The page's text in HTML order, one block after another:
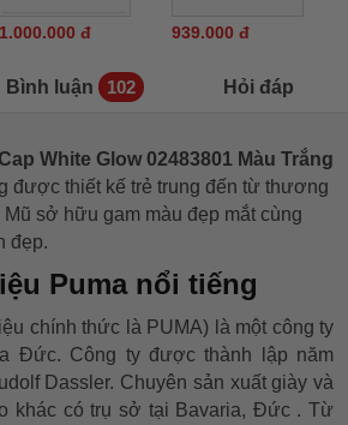
1.000.000 đ 939.000 đ
Bình luận 102 Hỏi đáp
White Glow 02483801 Màu Trắng
được thiết kế trẻ trung đến từ thương
sở hữu gam màu đẹp mắt cùng
đẹp.
Puma nổi tiếng
chính thức là PUMA) là một công ty
Đức. Công ty được thành lập năm
Dassler. Chuyên sản xuất giày và
khác có trụ sở tại Bavaria, Đức . Từ